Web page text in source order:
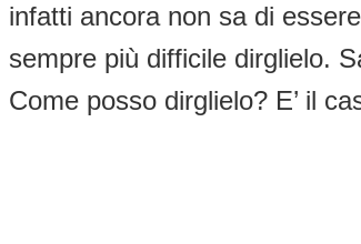
infatti ancora non sa di
sempre più difficile dirglielo.
Come posso dirglielo? E’ il